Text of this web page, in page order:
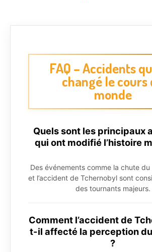
FAQ – Accidents
changé le cours
monde
Quels sont les principaux
qui ont modifié l’histoire
Des événements comme la chute du
et l’accident de Tchernobyl sont
des tournants majeurs.
Comment l’accident de
t-il affecté la perception
?